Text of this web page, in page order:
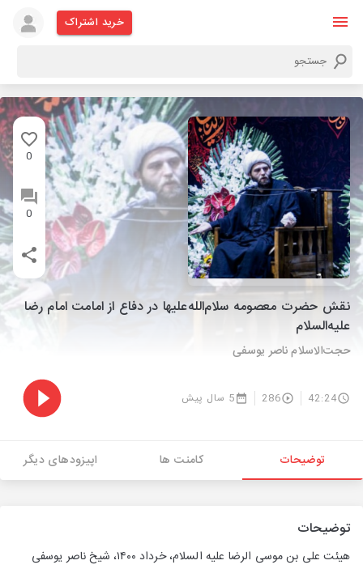
خرید اشتراک
0
0
نقش حضرت معصومه سلام‌الله‌علیها در دفاع از امامت امام رضا
علیه‌السلام
حجت‌الاسلام ناصر یوسفی
42:24
286 5 سال پیش
توضیحات کامنت ها اپیزودهای دیگر
توضیحات
هیئت علی بن موسی الرضا علیه السلام، خرداد ۱۴۰۰، شیخ ناصر یوسفی